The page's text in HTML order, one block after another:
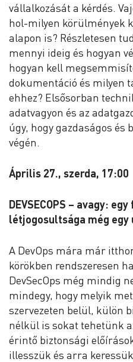
vállalkozását a kérdés.
hol-milyen körülmények
alapon is? Részletesen
mennyi ideig és hogyan
hogyan kell
dokumentáció és milyen
ehhez? Elsősorban
adatvagyon és az
úgy, hogy gazdaságos és
végén.
Április 27., szerda, 17:00
DEVSECOPS – avagy:
létjogosultsága még egy
A DevOps mára már
körökben rendszeresen
DevSecOps még mindig
mindegy, hogy melyik
szervezeten belül, külön
nélkül is sokat tehetünk
érintő biztonsági
illesszük és arra